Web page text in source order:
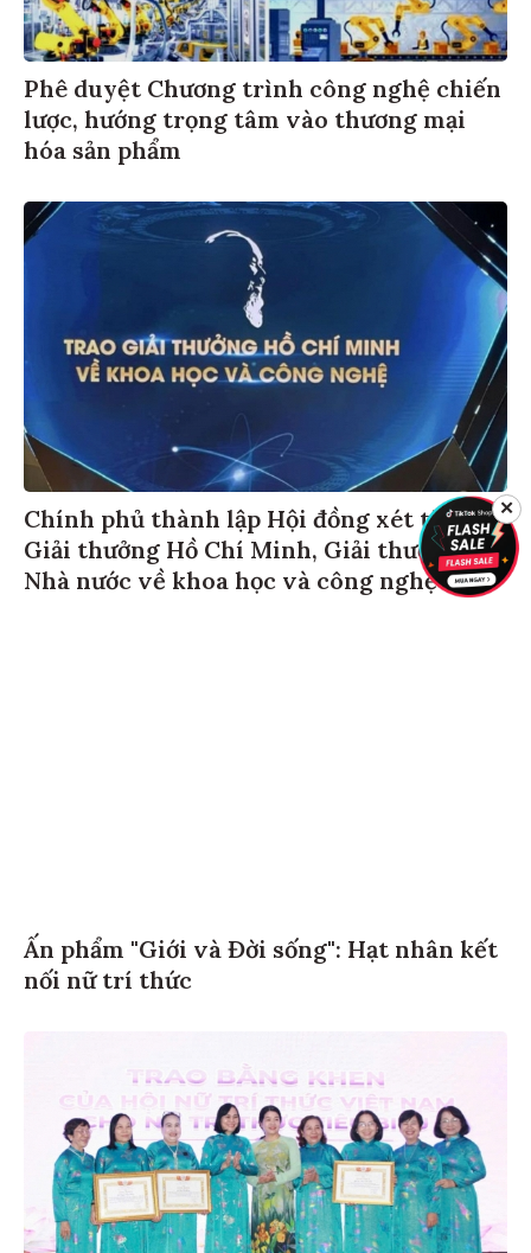
Phê duyệt Chương trình công nghệ chiến
lược, hướng trọng tâm vào thương mại
hóa sản phẩm
Chính phủ thành lập Hội đồng xét tặng
Giải thưởng Hồ Chí Minh, Giải thưởng
Nhà nước về khoa học và công nghệ
Ấn phẩm "Giới và Đời sống": Hạt nhân kết
nối nữ trí thức
✕